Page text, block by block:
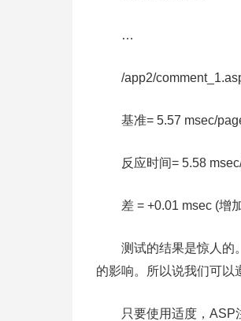
…
/app2/
基准= 5.57 msec/
反应时间= 5.58
差 = +0.01 msec (增
测试的结果是惊人的。
的影响。所以说我们可以
只要使用适度，ASP注